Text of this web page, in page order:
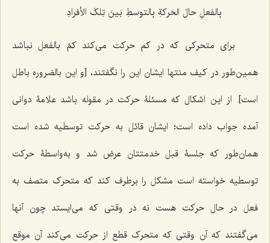
بِالفعلِ حالَ الحَرکةِ بِالتوسطِ بَینَ تِلکَ الأفرادِ.
برای متحرکی که در کم حرکت می‌کند کمّ بالفعل نباشد
همین‌طور در کیف منتها ایشان این را نگفتند، [و این بالضروره باطل
است]. از این اشکال که مسئلۀ حرکت در مقوله باشد علامۀ دوانی
آمده جواب داده است؛ ایشان قائل به حرکت توسطیه شده است
همان‌طور که جلسۀ قبل خدمتتان عرض شد و به‌واسطۀ حرکت
توسطیه خواسته است مشکل را برطرف کند که متحرک متصف به
فعل در حال حرکت هست نه در وقتی که می‌ایستد چون آنها
می‌گفتند که آن وقتی که متحرک قطع از حرکت می‌کند آن موقع